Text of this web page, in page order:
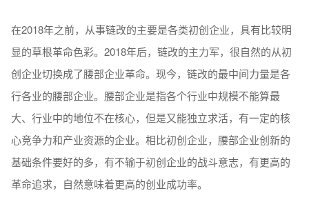
在2018年之前，从事链改的主要是各类初创企业，具有比较明
显的草根革命色彩。2018年后，链改的主力军，很自然的从初
创企业切换成了腰部企业革命。现今，链改的最中间力量是各
行各业的腰部企业。腰部企业是指各个行业中规模不能算最
大、行业中的地位不在核心，但是又能独立求活，有一定的核
心竞争力和产业资源的企业。相比初创企业，腰部企业创新的
基础条件要好的多，有不输于初创企业的战斗意志，有更高的
革命追求，自然意味着更高的创业成功率。